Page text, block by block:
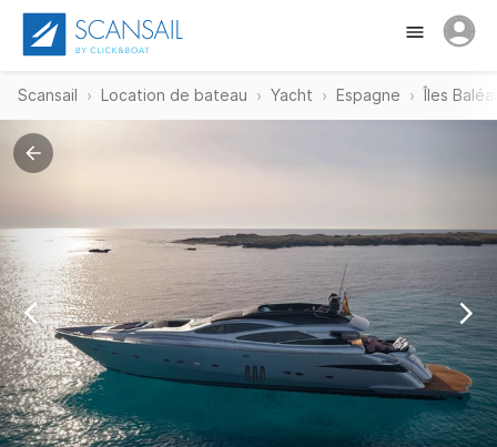
Scansail Location de bateau Yacht Espagne Îles